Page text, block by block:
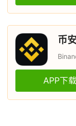
币
APP下载